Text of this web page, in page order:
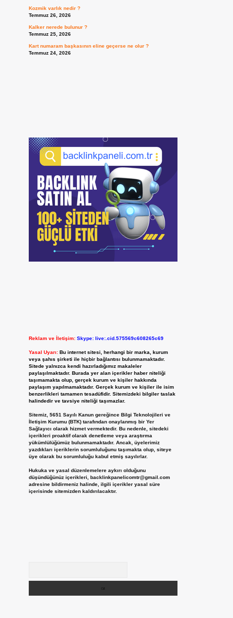
Kozmik varlık nedir ?
Temmuz 26, 2026
Kalker nerede bulunur ?
Temmuz 25, 2026
Kart numaram başkasının eline geçerse ne olur ?
Temmuz 24, 2026
Reklam ve İletişim: Skype: live:.cid.575569c608265c69
Yasal Uyarı: Bu internet sitesi, herhangi bir marka, kurum
veya şahıs şirketi ile hiçbir bağlantısı bulunmamaktadır.
Sitede yalnızca kendi hazırladığımız makaleler
paylaşılmaktadır. Burada yer alan içerikler haber niteliği
taşımamakta olup, gerçek kurum ve kişiler hakkında
paylaşım yapılmamaktadır. Gerçek kurum ve kişiler ile isim
benzerlikleri tamamen tesadüfidir. Sitemizdeki bilgiler taslak
halindedir ve tavsiye niteliği taşımazlar.
Sitemiz, 5651 Sayılı Kanun gereğince Bilgi Teknolojileri ve
İletişim Kurumu (BTK) tarafından onaylanmış bir Yer
Sağlayıcı olarak hizmet vermektedir. Bu nedenle, sitedeki
içerikleri proaktif olarak denetleme veya araştırma
yükümlülüğümüz bulunmamaktadır. Ancak, üyelerimiz
yazdıkları içeriklerin sorumluluğunu taşımakta olup, siteye
üye olarak bu sorumluluğu kabul etmiş sayılırlar.
Hukuka ve yasal düzenlemelere aykırı olduğunu
düşündüğünüz içerikleri, backlinkpanelicomtr@gmail.com
adresine bildirmeniz halinde, ilgili içerikler yasal süre
içerisinde sitemizden kaldırılacaktır.